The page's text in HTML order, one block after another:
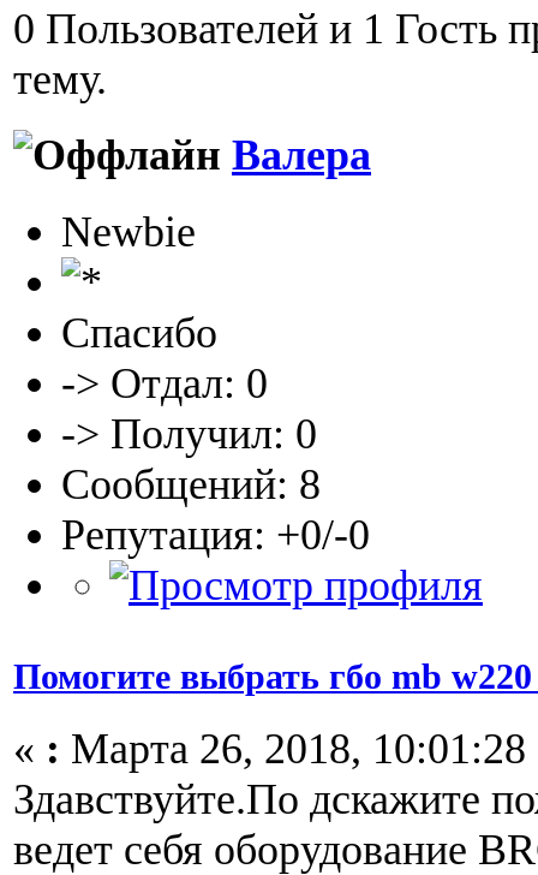
0 Пользователей и 1 Гость
тему.
Валера
Newbie
Спасибо
-> Отдал: 0
-> Получил: 0
Сообщений: 8
Репутация: +0/-0
Помогите выбрать гбо mb w220
« : Марта 26, 2018, 10:01:28
Здавствуйте.По дскажите
ведет себя оборудование